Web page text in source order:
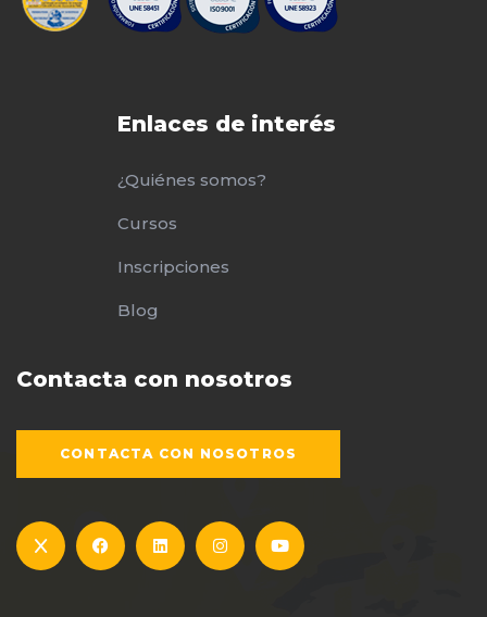
Enlaces de interés
¿Quiénes somos?
Cursos
Inscripciones
Blog
Contacta con nosotros
CONTACTA CON NOSOTROS